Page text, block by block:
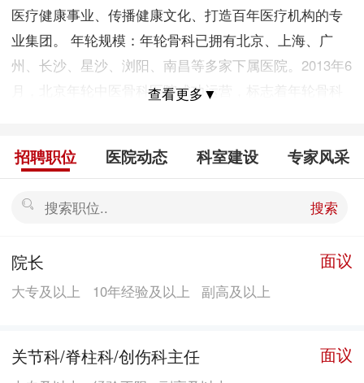
医疗健康事业、传播健康文化、打造百年医疗机构的专
业集团。 年轮规模：年轮骨科已拥有北京、上海、广
州、长沙、星沙、浏阳、南昌等多家下属医院。2013年6
月，北京年轮中医骨科医院成功运营，标志着年轮骨科
浦区奠基启动，年轮骨科以强硬的技术实力与良好口碑
已经规划在建的三级医院就有四家，包括北京、上海、
州、益阳等地的50多家新开医院正在积极筹建中，年轮
骨科作为全国骨科医院翘楚力量正迈着坚定的步伐全面
年轮精神和“责任、真诚、务实、创新”的年轮道德文
查看更多▼
招聘职位 医院动态 科室建设 专家风采
搜索
院长 面议
大专及以上 10年经验及以上 副高及以上
关节科/脊柱科/创伤科主任 面议